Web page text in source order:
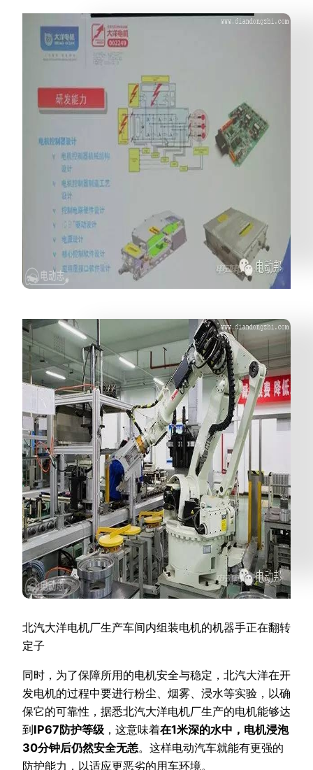
北汽大洋电机厂生产车间内组装电机的机器手正在翻转
定子
同时，为了保障所用的电机安全与稳定，北汽大洋在开
发电机的过程中要进行粉尘、烟雾、浸水等实验，以确
保它的可靠性，据悉北汽大洋电机厂生产的电机能够达
到IP67防护等级 ，这意味着在1米深的水中，电机浸泡
30分钟后仍然安全无恙。这样电动汽车就能有更强的
防护能力，以适应更恶劣的用车环境。